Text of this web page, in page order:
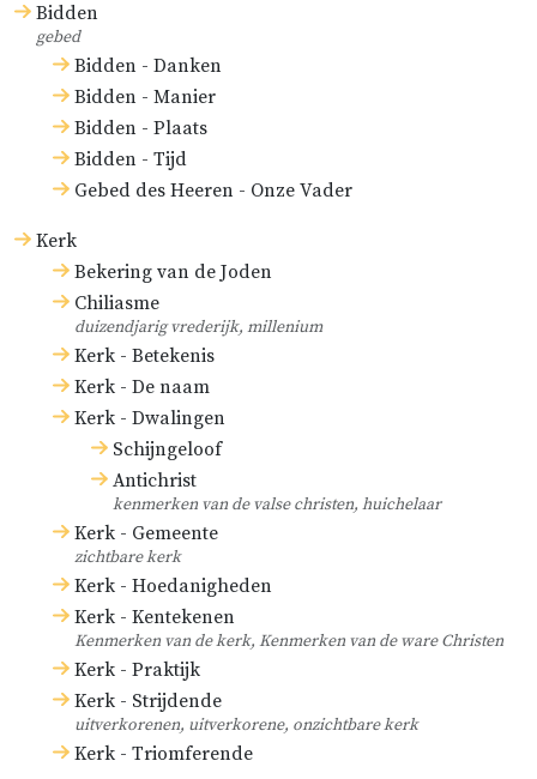
Bidden
gebed
Bidden - Danken
Bidden - Manier
Bidden - Plaats
Bidden - Tijd
Gebed des Heeren - Onze Vader
Kerk
Bekering van de Joden
Chiliasme
duizendjarig vrederijk, millenium
Kerk - Betekenis
Kerk - De naam
Kerk - Dwalingen
Schijngeloof
Antichrist
kenmerken van de valse christen, huichelaar
Kerk - Gemeente
zichtbare kerk
Kerk - Hoedanigheden
Kerk - Kentekenen
Kenmerken van de kerk, Kenmerken van de ware Christen
Kerk - Praktijk
Kerk - Strijdende
uitverkorenen, uitverkorene, onzichtbare kerk
Kerk - Triomferende